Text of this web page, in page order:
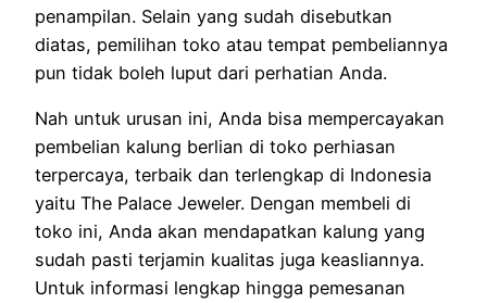
penampilan. Selain yang sudah disebutkan
diatas, pemilihan toko atau tempat pembeliannya
pun tidak boleh luput dari perhatian Anda.
Nah untuk urusan ini, Anda bisa mempercayakan
pembelian kalung berlian di toko perhiasan
terpercaya, terbaik dan terlengkap di Indonesia
yaitu The Palace Jeweler. Dengan membeli di
toko ini, Anda akan mendapatkan kalung yang
sudah pasti terjamin kualitas juga keasliannya.
Untuk informasi lengkap hingga pemesanan